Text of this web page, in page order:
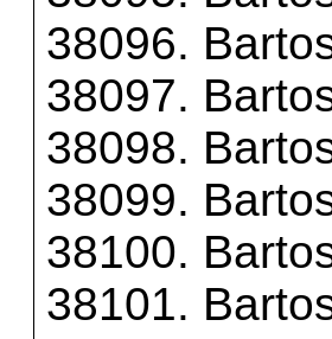
38096.
38097.
38098.
38099.
38100.
38101.